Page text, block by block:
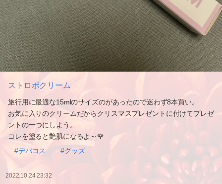
ストロボクリーム
旅行用に最適な15mlのサイズのがあったので迷わず8本買い。
お気に入りのクリームだからクリスマスプレゼントに付けてプレゼ
ントの一つにしよう。
コレを塗ると艶肌になるよ～🌹
#デパコス
#グッズ
2022.10.24 23:32